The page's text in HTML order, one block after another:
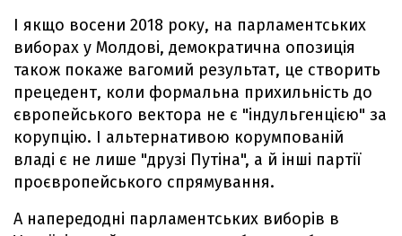
І якщо восени 2018 року, на парламентських
виборах у Молдові, демократична опозиція
також покаже вагомий результат, це створить
прецедент, коли формальна прихильність до
європейського вектора не є "індульгенцією" за
корупцію. І альтернативою корумпованій
владі є не лише "друзі Путіна", а й інші партії
проєвропейського спрямування.
А напередодні парламентських виборів в